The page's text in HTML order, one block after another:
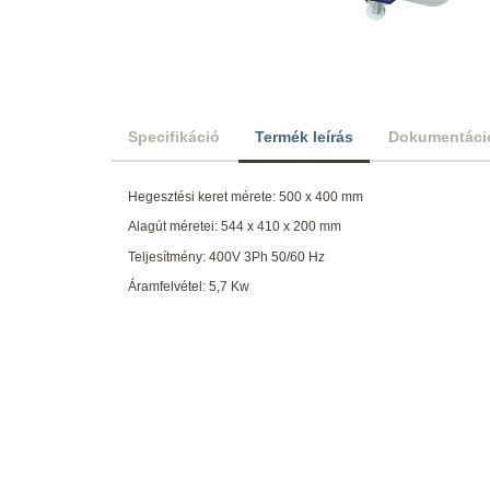
Specifikáció Termék leírás
Hegesztési keret mérete: 500 x 400 mm
Alagút méretei: 544 x 410 x 200 mm
Teljesítmény: 400V 3Ph 50/60 Hz
Áramfelvétel: 5,7 Kw